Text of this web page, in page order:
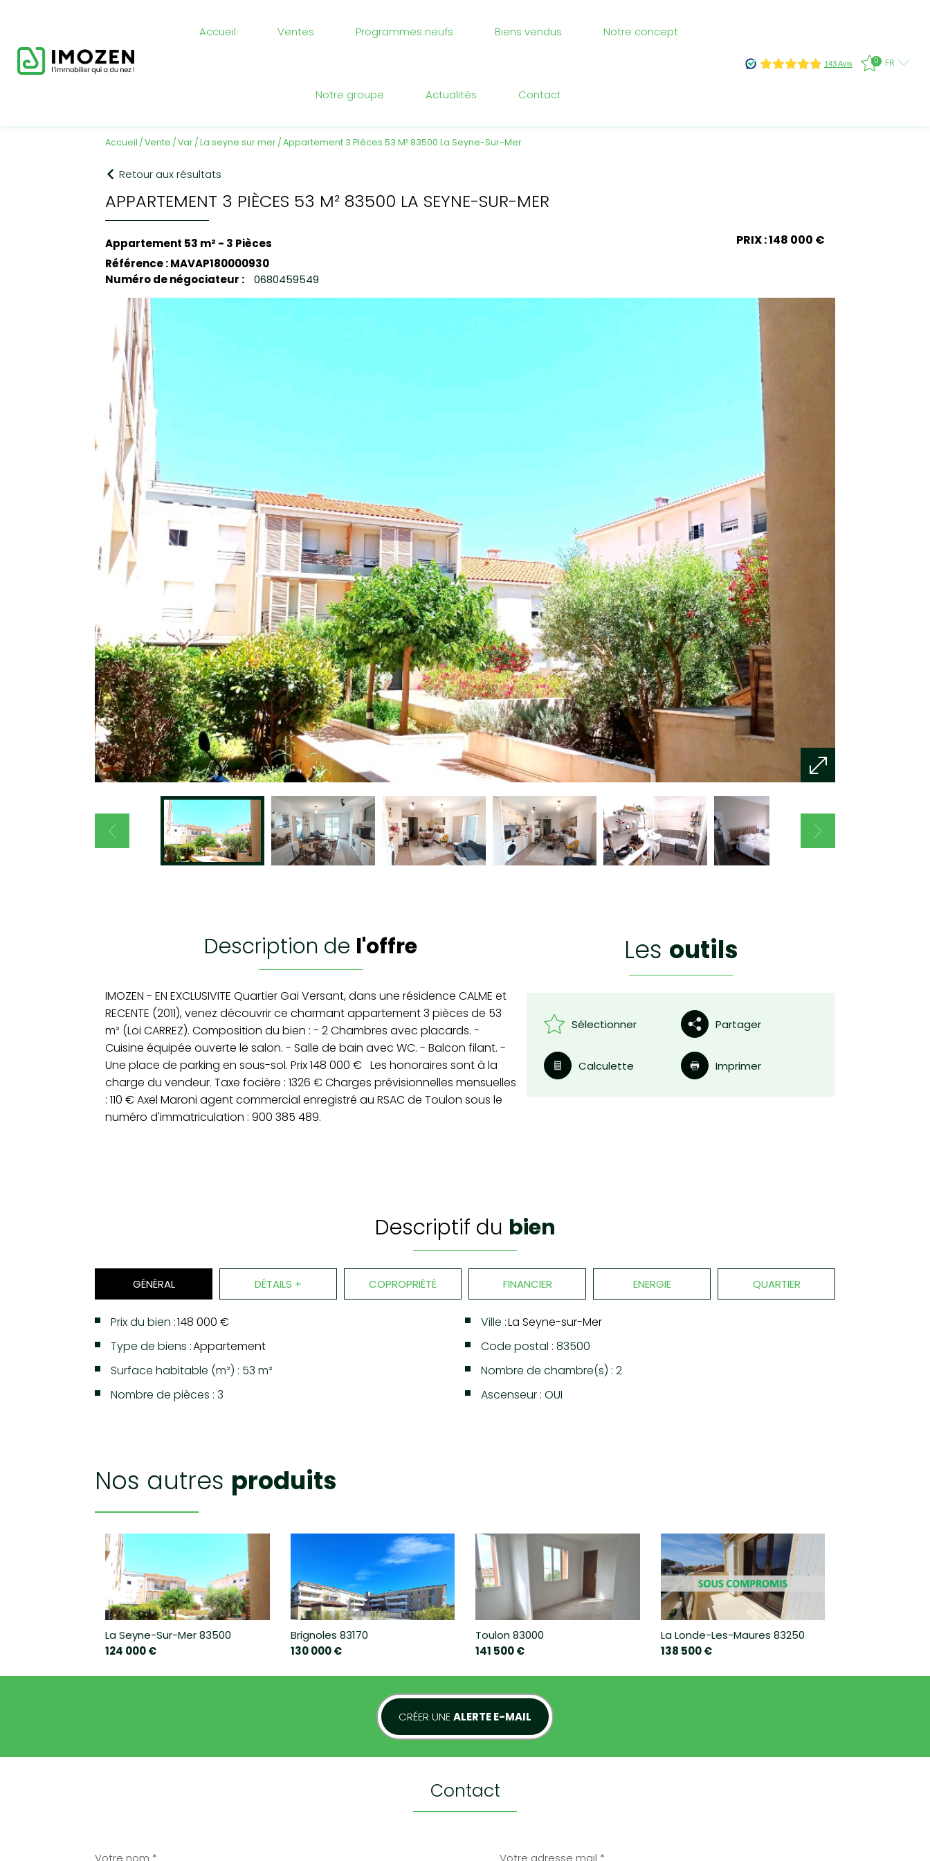
Accueil Ventes Programmes neufs Biens vendus Notre concept
Notre groupe Actualités Contact
0 FR
accueil vente var la seyne sur mer Appartement 3 Pièces 53 M² 83500 La Seyne-Sur-Mer
Retour aux résultats
APPARTEMENT 3 PIÈCES 53 M² 83500 LA SEYNE-SUR-MER
Appartement 53 m² - 3 Pièces PRIX : 148 000 €
Référence : MAVAP180000930
Numéro de négociateur :
0680459549
description de l'offre
IMOZEN - EN EXCLUSIVITE Quartier Gai Versant, dans une résidence CALME et
RECENTE (2011), venez découvrir ce charmant appartement 3 pièces de 53
m² (Loi CARREZ). Composition du bien : - 2 Chambres avec placards. -
Cuisine équipée ouverte le salon. - Salle de bain avec WC. - Balcon filant. -
Une place de parking en sous-sol. Prix 148 000 € Les honoraires sont à la
charge du vendeur. Taxe focière : 1326 € Charges prévisionnelles mensuelles
: 110 € Axel Maroni agent commercial enregistré au RSAC de Toulon sous le
numéro d'immatriculation : 900 385 489.
les outils
Sélectionner Partager
Calculette Imprimer
descriptif du bien
GÉNÉRAL DÉTAILS + COPROPRIÉTÉ FINANCIER ENERGIE QUARTIER
Prix du bien :148 000 € Ville :La Seyne-sur-Mer
Type de biens :Appartement
Code postal : 83500
Surface habitable (m²) : 53 m²
Nombre de chambre(s) : 2
Nombre de pièces : 3
Ascenseur : OUI
BAR COLLÈGE
ÉCOLE MATERNELLE
ENSEIGNEMENT SUPÉRIEUR
GARE FERROVIAIRE
nos autres produits
La Seyne-Sur-Mer 83500
124 000 €
Brignoles 83170
130 000 €
Toulon 83000
141 500 €
La Londe-Les-Maures 83250
138 500 €
CRÉER UNEALERTE E-MAIL
contact